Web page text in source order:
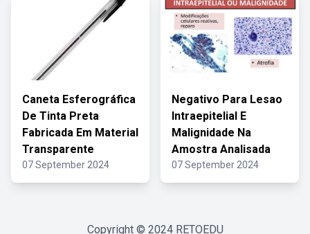
Caneta Esferográfica
De Tinta Preta
Fabricada Em Material
Transparente
07 September 2024
Negativo Para Lesao
Intraepitelial E
Malignidade Na
Amostra Analisada
07 September 2024
Copyright © 2024 RETOEDU